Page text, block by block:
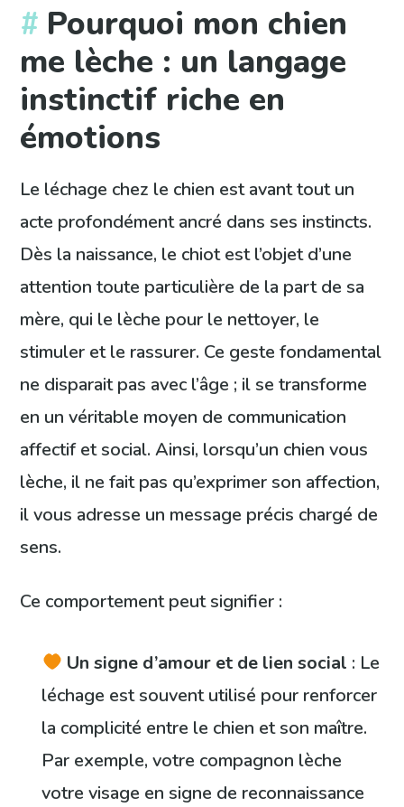
Pourquoi mon chien
me lèche : un langage
instinctif riche en
émotions
Le léchage chez le chien est avant tout un
acte profondément ancré dans ses instincts.
Dès la naissance, le chiot est l’objet d’une
attention toute particulière de la part de sa
mère, qui le lèche pour le nettoyer, le
stimuler et le rassurer. Ce geste fondamental
ne disparait pas avec l’âge ; il se transforme
en un véritable moyen de communication
affectif et social. Ainsi, lorsqu’un chien vous
lèche, il ne fait pas qu’exprimer son affection,
il vous adresse un message précis chargé de
sens.
Ce comportement peut signifier :
Un signe d’amour et de lien social : Le
léchage est souvent utilisé pour renforcer
la complicité entre le chien et son maître.
Par exemple, votre compagnon lèche
votre visage en signe de reconnaissance